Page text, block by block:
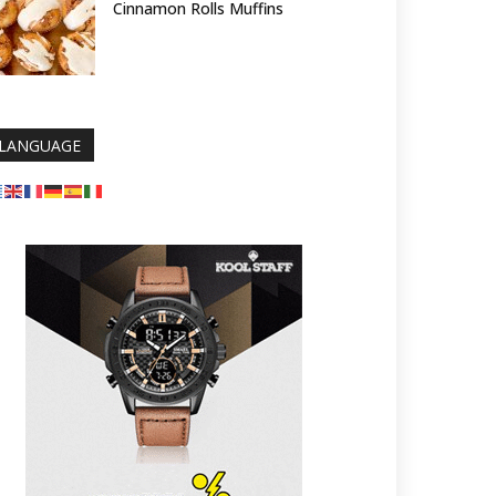
Cinnamon Rolls Muffins